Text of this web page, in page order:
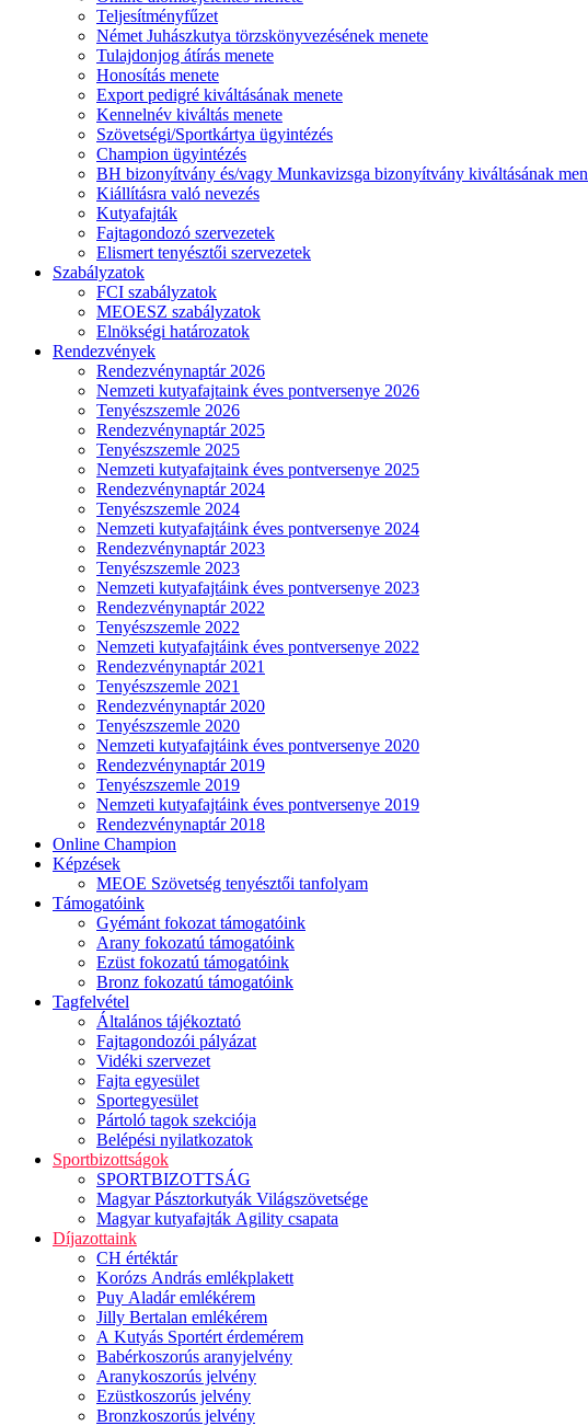
Teljesítményfűzet
Német Juhászkutya törzskönyvezésének menete
Tulajdonjog átírás menete
Honosítás menete
Export pedigré kiváltásának menete
Kennelnév kiváltás menete
Szövetségi/Sportkártya ügyintézés
Champion ügyintézés
BH bizonyítvány és/vagy Munkavizsga bizonyítvány kiváltásának
Kiállításra való nevezés
Kutyafajták
Fajtagondozó szervezetek
Elismert tenyésztői szervezetek
Szabályzatok
FCI szabályzatok
MEOESZ szabályzatok
Elnökségi határozatok
Rendezvények
Rendezvénynaptár 2026
Nemzeti kutyafajtaink éves pontversenye 2026
Tenyészszemle 2026
Rendezvénynaptár 2025
Tenyészszemle 2025
Nemzeti kutyafajtaink éves pontversenye 2025
Rendezvénynaptár 2024
Tenyészszemle 2024
Nemzeti kutyafajtáink éves pontversenye 2024
Rendezvénynaptár 2023
Tenyészszemle 2023
Nemzeti kutyafajtáink éves pontversenye 2023
Rendezvénynaptár 2022
Tenyészszemle 2022
Nemzeti kutyafajtáink éves pontversenye 2022
Rendezvénynaptár 2021
Tenyészszemle 2021
Rendezvénynaptár 2020
Tenyészszemle 2020
Nemzeti kutyafajtáink éves pontversenye 2020
Rendezvénynaptár 2019
Tenyészszemle 2019
Nemzeti kutyafajtáink éves pontversenye 2019
Rendezvénynaptár 2018
Online Champion
Képzések
MEOE Szövetség tenyésztői tanfolyam
Támogatóink
Gyémánt fokozat támogatóink
Arany fokozatú támogatóink
Ezüst fokozatú támogatóink
Bronz fokozatú támogatóink
Tagfelvétel
Általános tájékoztató
Fajtagondozói pályázat
Vidéki szervezet
Fajta egyesület
Sportegyesület
Pártoló tagok szekciója
Belépési nyilatkozatok
Sportbizottságok
SPORTBIZOTTSÁG
Magyar Pásztorkutyák Világszövetsége
Magyar kutyafajták Agility csapata
Díjazottaink
CH értéktár
Korózs András emlékplakett
Puy Aladár emlékérem
Jilly Bertalan emlékérem
A Kutyás Sportért érdemérem
Babérkoszorús aranyjelvény
Aranykoszorús jelvény
Ezüstkoszorús jelvény
Bronzkoszorús jelvény